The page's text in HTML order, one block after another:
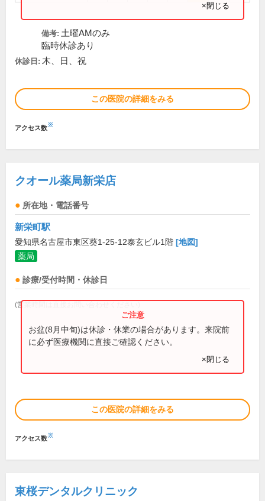
×閉じる
備考: 土曜AMのみ
臨時休診あり
休診日: 木、日、祝
この医院の詳細をみる
アクセス数※
クオール薬局新栄店
所在地・電話番号
新栄町駅
愛知県名古屋市東区葵1-25-12泰玄ビル1階 [地図]
薬局
診療/受付時間・休診日
(営業時間は直接お問い合わせください)
お盆(8月中旬)は休診・休業の場合があります。来院前
に必ず医療機関に直接ご確認ください。
×閉じる
この医院の詳細をみる
アクセス数※
東桜デンタルクリニック